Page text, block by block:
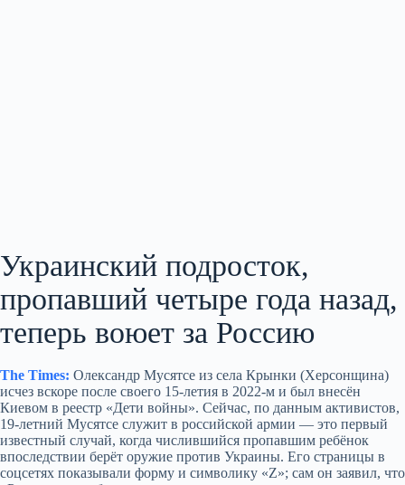
Украинский подросток,
пропавший четыре года назад,
теперь воюет за Россию
The Times: Олександр Мусятсе из села Крынки (Херсонщина)
исчез вскоре после своего 15‑летия в 2022‑м и был внесён
Киевом в реестр «Дети войны». Сейчас, по данным активистов,
19‑летний Мусятсе служит в российской армии — это первый
известный случай, когда числившийся пропавшим ребёнок
впоследствии берёт оружие против Украины. Его страницы в
соцсетях показывали форму и символику «Z»; сам он заявил, что